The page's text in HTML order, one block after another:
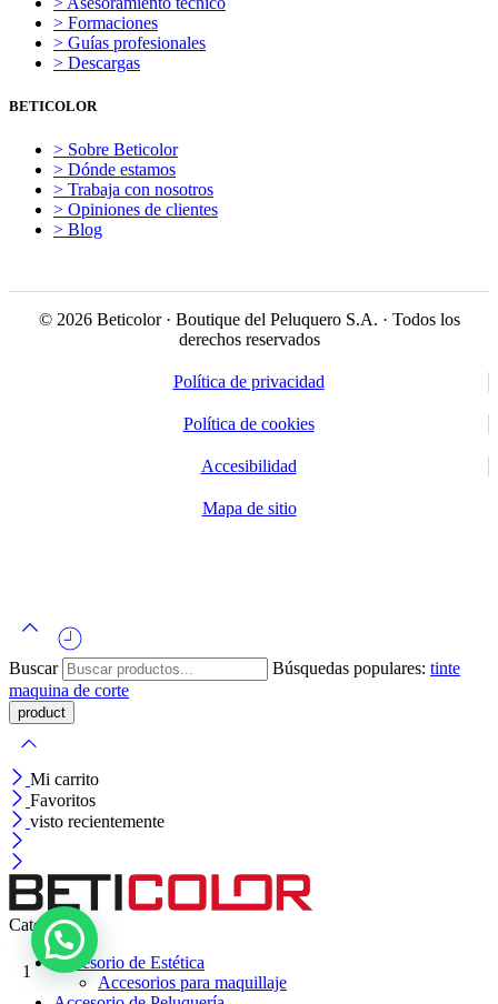
> Formaciones
> Guías profesionales
> Descargas
BETICOLOR
> Sobre Beticolor
> Dónde estamos
> Trabaja con nosotros
> Opiniones de clientes
> Blog
© 2026 Beticolor · Boutique del Peluquero S.A. · Todos los
derechos reservados
Política de privacidad
Política de cookies
Accesibilidad
Mapa de sitio
Buscar Búsquedas populares: tinte
maquina de corte
Mi carrito
Favoritos
visto recientemente
Categorías
Accesorio de Estética
Accesorios para maquillaje
1